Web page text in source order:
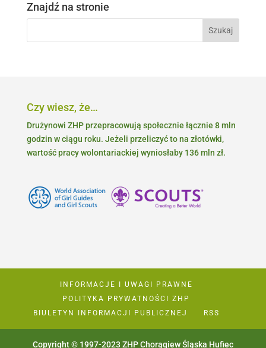
Znajdź na stronie
Czy wiesz, że…
Drużynowi ZHP przepracowują społecznie łącznie 8 mln
godzin w ciągu roku. Jeżeli przeliczyć to na złotówki,
wartość pracy wolontariackiej wyniosłaby 136 mln zł.
INFORMACJE I UWAGI PRAWNE
POLITYKA PRYWATNOŚCI ZHP
BIULETYN INFORMACJI PUBLICZNEJ
RSS
Copyright © 1997-2023 ZHP Chorągiew Śląska Hufiec